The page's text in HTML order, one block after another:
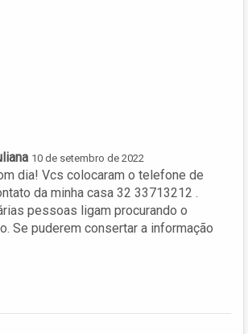
10 de setembro de 2022
dia! Vcs colocaram o telefone de
da minha casa 32 33713212 .
pessoas ligam procurando o
Se puderem consertar a informação